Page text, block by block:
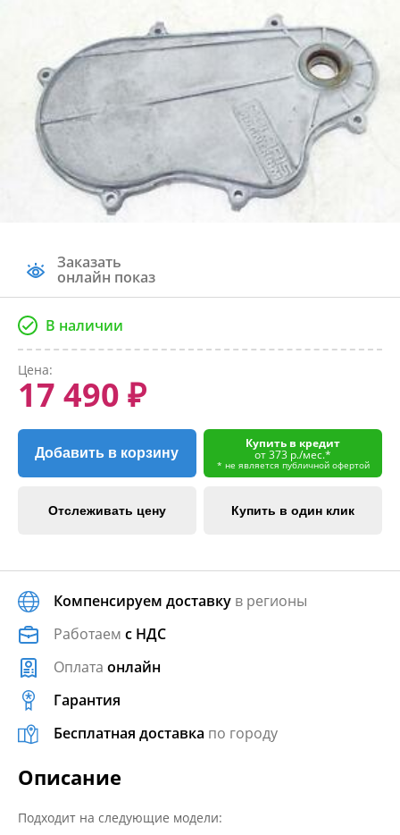
Заказать
онлайн показ
В наличии
Цена:
17 490 ₽
Добавить в корзину
Купить в кредит
от 373 р./мес.*
* не является публичной офертой
Отслеживать цену Купить в один клик
Компенсируем доставку в регионы
Работаем с НДС
Оплата онлайн
Гарантия
Бесплатная доставка по городу
Описание
Подходит на следующие модели: